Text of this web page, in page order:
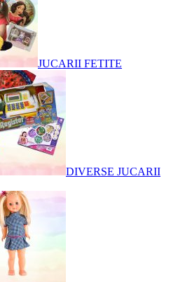
JUCARII FETITE
DIVERSE JUCARII